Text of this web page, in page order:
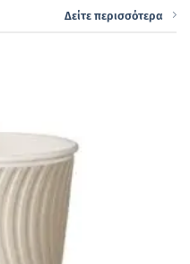
Δείτε περισσότερα